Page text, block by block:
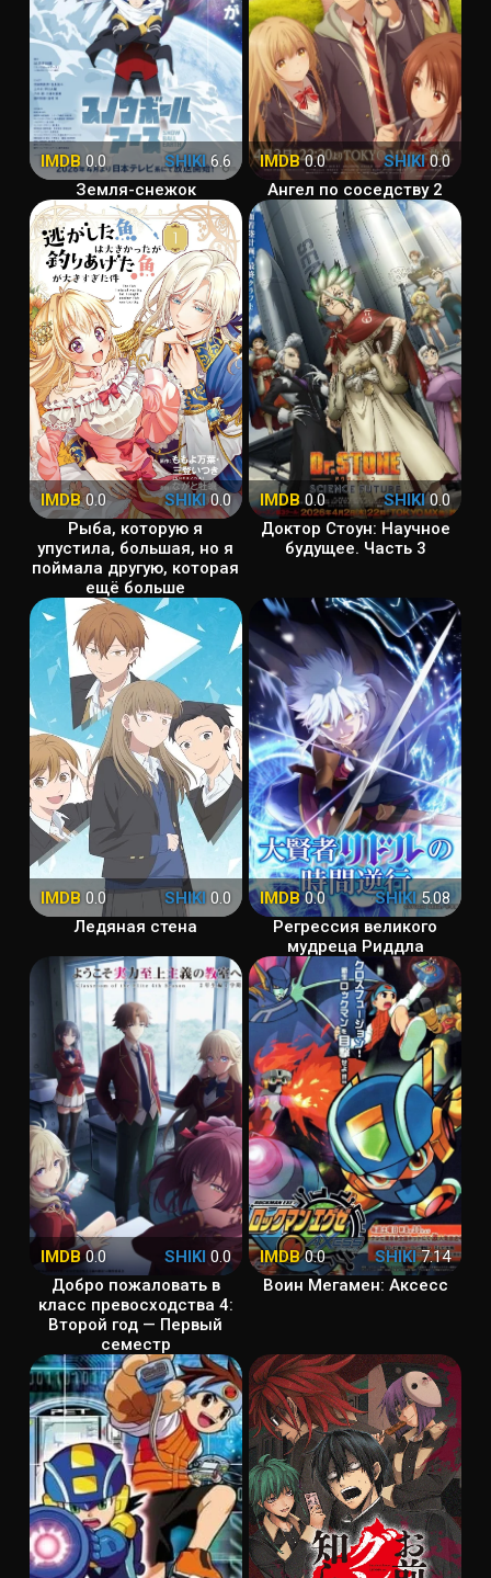
IMDB0.0 SHIKI6.6
Земля-снежок
IMDB0.0 SHIKI0.0
Ангел по соседству 2
IMDB0.0 SHIKI0.0
Рыба, которую я
упустила, большая, но я
поймала другую, которая
ещё больше
IMDB0.0 SHIKI0.0
Доктор Стоун: Научное
будущее. Часть 3
IMDB0.0 SHIKI0.0
Ледяная стена
IMDB0.0 SHIKI5.08
Регрессия великого
мудреца Риддла
IMDB0.0 SHIKI 0.0
Добро пожаловать в
класс превосходства 4:
Второй год — Первый
семестр
IMDB0.0 SHIKI7.14
Воин Мегамен: Аксесс